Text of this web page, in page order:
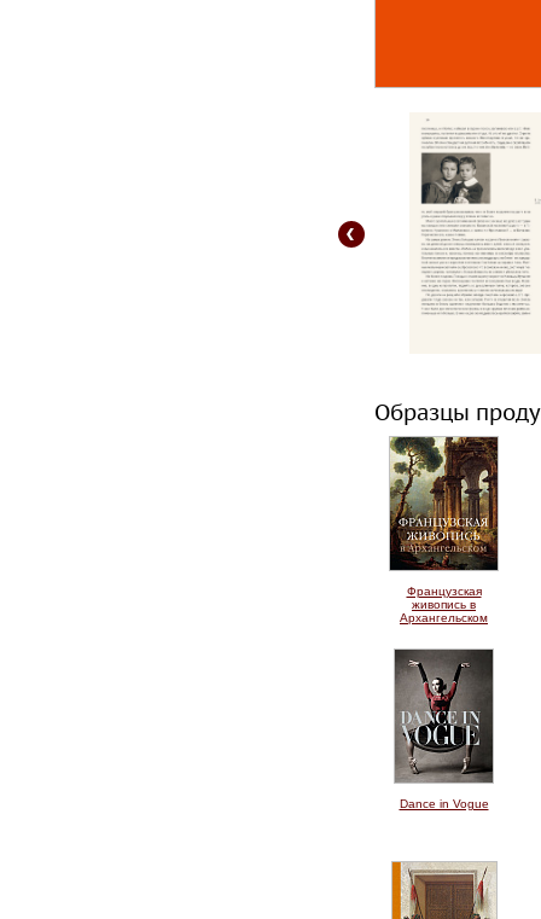
Образцы
Французская
живопись в
Архангельском
Dance in Vogue